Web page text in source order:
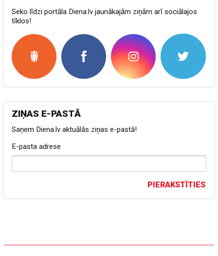
Seko līdzi portāla Diena.lv jaunākajām ziņām arī sociālajos
tīklos!
ZIŅAS E-PASTĀ
Saņem Diena.lv aktuālās ziņas e-pastā!
E-pasta adrese
PIERAKSTĪTIES